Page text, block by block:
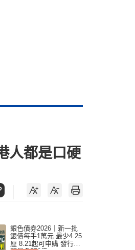
人都是口硬
銀色債券2026｜新一批
銀債每手1萬元 最少4.25
厘 8.21起可申購 發行金